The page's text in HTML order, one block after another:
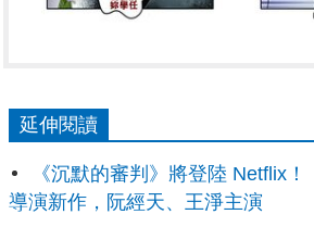
延伸閱讀
《沉默的審判》將登陸 Netflix！
導演新作，阮經天、王淨主演